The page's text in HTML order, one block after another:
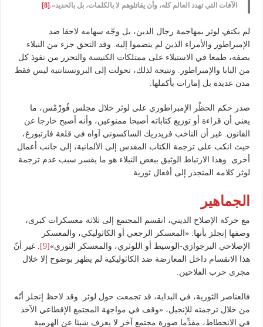
الآفات التي تهدد العالم كله، وأن يقاتلوهم لا بالكلمات، بل بالحديد».[8]
لم يكتفِ لوثر بمهاجمة رجال الدين، بل وجّه سهامه لاحقا ضد
الإمبراطور والأمراء الذين لم ينضموا إليه. وقد التحق جزء من النبلاء
بصفه، طمعا في الاستيلاء على ممتلكات الكنيسة والتحرر من نفوذ كل
من البابا والإمبراطور. ونتيجة لذلك، تحولت إلى البروتستانتية ليس فقط
مدن عديدة بل إمارات بأكملها.
صدر حكم الحظْر الإمبراطوري على لوثر خلال مجلس فُورْمْس، ما
يعني أن قراءة أو توزيع كتاباته أصبحا ممنوعين، وأنه أصبح خارجا عن
القانون. غير أن الناخب فريدريك الساكسوني آواه في قلعة فارتبورغ،
حيث انكب على ترجمة الكتاب المقدس إلى الألمانية، إلى جانب أعمال
أخرى. وهذا الارتباط الوثيق ببعض النبلاء هو ما يفسر سبب عدم ترجمة
لوثر كلامه المتجذر إلى أفعال ثورية.
الجماهير
مع حركة الإصلاح الديني، انقسم المجتمع إلى ثلاثة معسكرات كبرى،
وصفها إنجلز بأنها: «المعسكر الرجعي أو الكاثوليكي، والمعسكر
الإصلاحي البرجوازي-الوسيط أو اللوثري، والمعسكر الثوري»[9]
. غير أنّ
هذا الانقسام داخل المعارضة ضد الكاثوليكية لم يظهر بوضوح إلا خلال
مجرى حرب الفلاحين.
فالعناصر الثورية، في البداية، قد تجمعت حول لوثر. وقد لاحظ إنجلز أنّه
من خلال ترجمته للإنجيل، «وقف في مواجهة المجتمع الإقطاعي الآخذ
في الانحطاط، مقدِّما صورة مجتمع آخر لا يعرف شيئا عن الهرمية